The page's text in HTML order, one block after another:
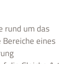
rund um das
eines